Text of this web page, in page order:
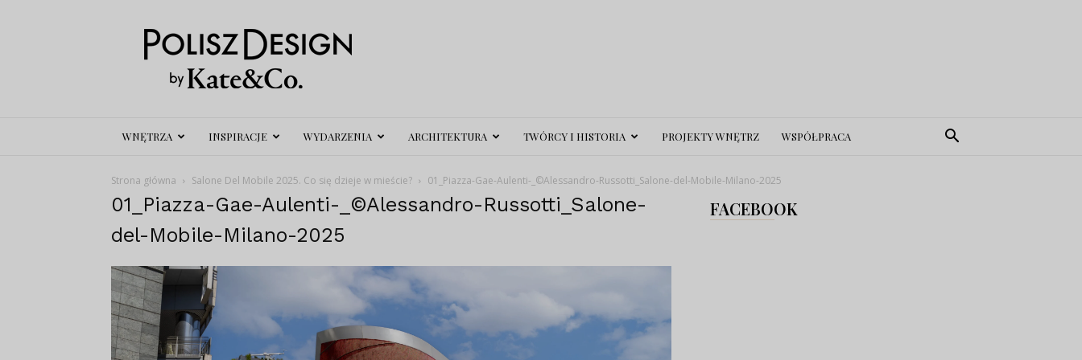
Polisz
Design
WNĘTRZA INSPIRACJE WYDARZENIA ARCHITEKTURA TWÓRCY I HISTORIA PROJEKTY WNĘTRZ WSPÓŁPRACA
Strona główna Salone Del Mobile 2025. Co się dzieje w mieście? 01_Piazza-Gae-Aulenti-_©Alessandro-Russotti_Salone-del-Mobile-Milano-2025
01_Piazza-Gae-Aulenti-_©Alessandro-Russotti_Salone-
del-Mobile-Milano-2025
FACEBOOK